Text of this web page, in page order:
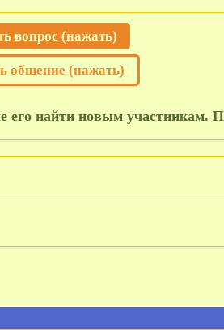
вопрос (нажать)
общение (нажать)
найти новым участникам.